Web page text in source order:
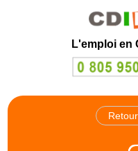
L'emploi en